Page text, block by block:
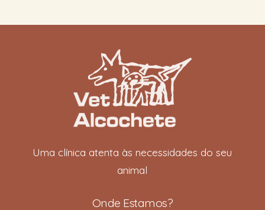
Uma clínica atenta às necessidades do seu
animal
Onde Estamos?